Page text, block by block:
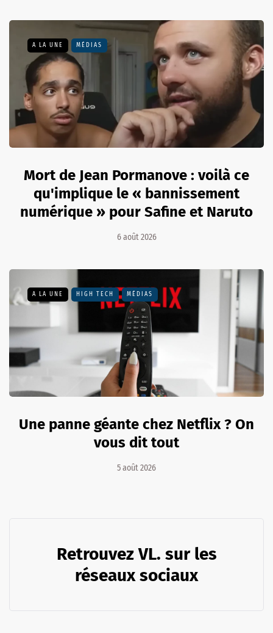
A LA UNE MÉDIAS
Mort de Jean Pormanove : voilà ce
qu'implique le « bannissement
numérique » pour Safine et Naruto
6 août 2026
A LA UNE HIGH TECH MÉDIAS
Une panne géante chez Netflix ? On
vous dit tout
5 août 2026
Retrouvez VL. sur les
réseaux sociaux